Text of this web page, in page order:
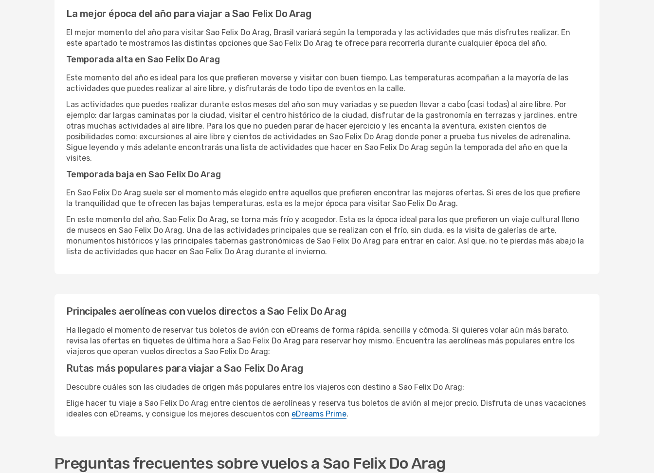
La mejor época del año para viajar a Sao Felix Do Arag
El mejor momento del año para visitar Sao Felix Do Arag, Brasil variará según la temporada y las actividades que más disfrutes realizar. En
este apartado te mostramos las distintas opciones que Sao Felix Do Arag te ofrece para recorrerla durante cualquier época del año.
Temporada alta en Sao Felix Do Arag
Este momento del año es ideal para los que prefieren moverse y visitar con buen tiempo. Las temperaturas acompañan a la mayoría de las
actividades que puedes realizar al aire libre, y disfrutarás de todo tipo de eventos en la calle.
Las actividades que puedes realizar durante estos meses del año son muy variadas y se pueden llevar a cabo (casi todas) al aire libre. Por
ejemplo: dar largas caminatas por la ciudad, visitar el centro histórico de la ciudad, disfrutar de la gastronomía en terrazas y jardines, entre
otras muchas actividades al aire libre. Para los que no pueden parar de hacer ejercicio y les encanta la aventura, existen cientos de
posibilidades como: excursiones al aire libre y cientos de actividades en Sao Felix Do Arag donde poner a prueba tus niveles de adrenalina.
Sigue leyendo y más adelante encontrarás una lista de actividades que hacer en Sao Felix Do Arag según la temporada del año en que la
visites.
Temporada baja en Sao Felix Do Arag
En Sao Felix Do Arag suele ser el momento más elegido entre aquellos que prefieren encontrar las mejores ofertas. Si eres de los que prefiere
la tranquilidad que te ofrecen las bajas temperaturas, esta es la mejor época para visitar Sao Felix Do Arag.
En este momento del año, Sao Felix Do Arag, se torna más frío y acogedor. Esta es la época ideal para los que prefieren un viaje cultural lleno
de museos en Sao Felix Do Arag. Una de las actividades principales que se realizan con el frío, sin duda, es la visita de galerías de arte,
monumentos históricos y las principales tabernas gastronómicas de Sao Felix Do Arag para entrar en calor. Así que, no te pierdas más abajo la
lista de actividades que hacer en Sao Felix Do Arag durante el invierno.
Principales aerolíneas con vuelos directos a Sao Felix Do Arag
Ha llegado el momento de reservar tus boletos de avión con eDreams de forma rápida, sencilla y cómoda. Si quieres volar aún más barato,
revisa las ofertas en tiquetes de última hora a Sao Felix Do Arag para reservar hoy mismo. Encuentra las aerolíneas más populares entre los
viajeros que operan vuelos directos a Sao Felix Do Arag:
Rutas más populares para viajar a Sao Felix Do Arag
Descubre cuáles son las ciudades de origen más populares entre los viajeros con destino a Sao Felix Do Arag:
Elige hacer tu viaje a Sao Felix Do Arag entre cientos de aerolíneas y reserva tus boletos de avión al mejor precio. Disfruta de unas vacaciones
ideales con eDreams, y consigue los mejores descuentos con eDreams Prime.
Preguntas frecuentes sobre vuelos a Sao Felix Do Arag